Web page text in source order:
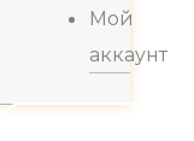
Мой
аккаунт